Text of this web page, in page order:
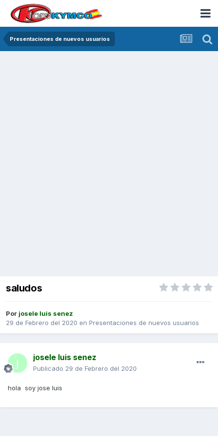
Presentaciones de nuevos usuarios
saludos
Por josele luis senez
29 de Febrero del 2020 en Presentaciones de nuevos usuarios
josele luis senez
Publicado 29 de Febrero del 2020
hola soy jose luis